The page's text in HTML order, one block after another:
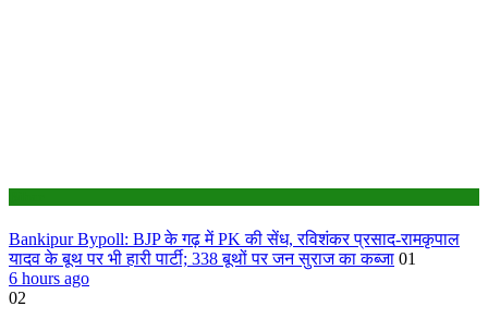
Bankipur Bypoll: BJP के गढ़ में PK की सेंध, रविशंकर प्रसाद-रामकृपाल
यादव के बूथ पर भी हारी पार्टी; 338 बूथों पर जन सुराज का कब्जा 01
6 hours ago
02